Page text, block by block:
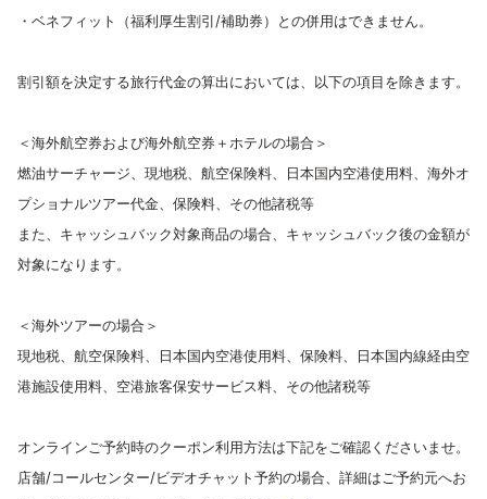
・ベネフィット（福利厚生割引/補助券）との併用はできません。
割引額を決定する旅行代金の算出においては、以下の項目を除きます。
＜海外航空券および海外航空券＋ホテルの場合＞
燃油サーチャージ、現地税、航空保険料、日本国内空港使用料、海外オ
プショナルツアー代金、保険料、その他諸税等
また、キャッシュバック対象商品の場合、キャッシュバック後の金額が
対象になります。
＜海外ツアーの場合＞
現地税、航空保険料、日本国内空港使用料、保険料、日本国内線経由空
港施設使用料、空港旅客保安サービス料、その他諸税等
オンラインご予約時のクーポン利用方法は下記をご確認くださいませ。
店舗/コールセンター/ビデオチャット予約の場合、詳細はご予約元へお